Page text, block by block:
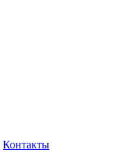
Контакты